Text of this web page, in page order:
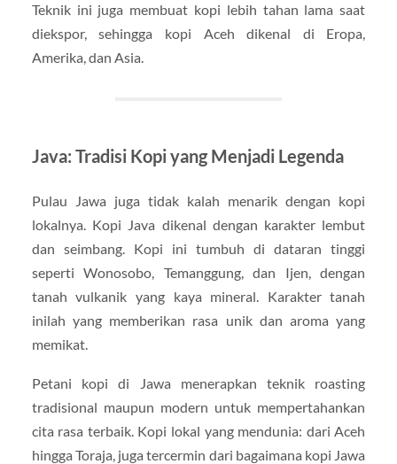
Teknik ini juga membuat kopi lebih tahan lama saat
diekspor, sehingga kopi Aceh dikenal di Eropa,
Amerika, dan Asia.
Java: Tradisi Kopi yang Menjadi Legenda
Pulau Jawa juga tidak kalah menarik dengan kopi
lokalnya. Kopi Java dikenal dengan karakter lembut
dan seimbang. Kopi ini tumbuh di dataran tinggi
seperti Wonosobo, Temanggung, dan Ijen, dengan
tanah vulkanik yang kaya mineral. Karakter tanah
inilah yang memberikan rasa unik dan aroma yang
memikat.
Petani kopi di Jawa menerapkan teknik roasting
tradisional maupun modern untuk mempertahankan
cita rasa terbaik. Kopi lokal yang mendunia: dari Aceh
hingga Toraja, juga tercermin dari bagaimana kopi Jawa